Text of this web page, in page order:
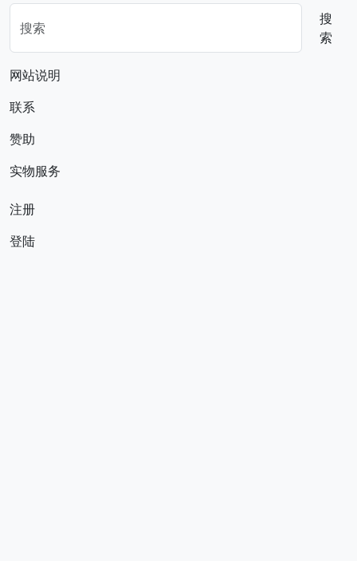
搜
索
网站说明
联系
赞助
实物服务
注册
登陆